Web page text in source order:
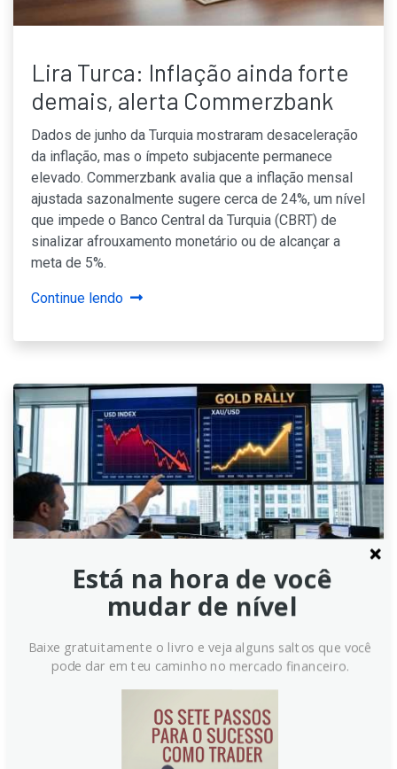
Lira Turca: Inflação ainda forte
demais, alerta Commerzbank
Dados de junho da Turquia mostraram desaceleração
da inflação, mas o ímpeto subjacente permanece
elevado. Commerzbank avalia que a inflação mensal
ajustada sazonalmente sugere cerca de 24%, um nível
que impede o Banco Central da Turquia (CBRT) de
sinalizar afrouxamento monetário ou de alcançar a
meta de 5%.
Continue lendo
Lira Turca: Dados de Comércio
Evidenciam Pressões Externas,
Segundo Commerzbank
Dados de comércio da Turquia em junho revelam um
déficit externo ampliado em 26,2% anualmente,
atingindo US$ 10,4 bilhões. Apesar da recuperação
Está na hora de você
mudar de nível
Baixe gratuitamente o livro e veja alguns saltos que você
pode dar em teu caminho no mercado financeiro.